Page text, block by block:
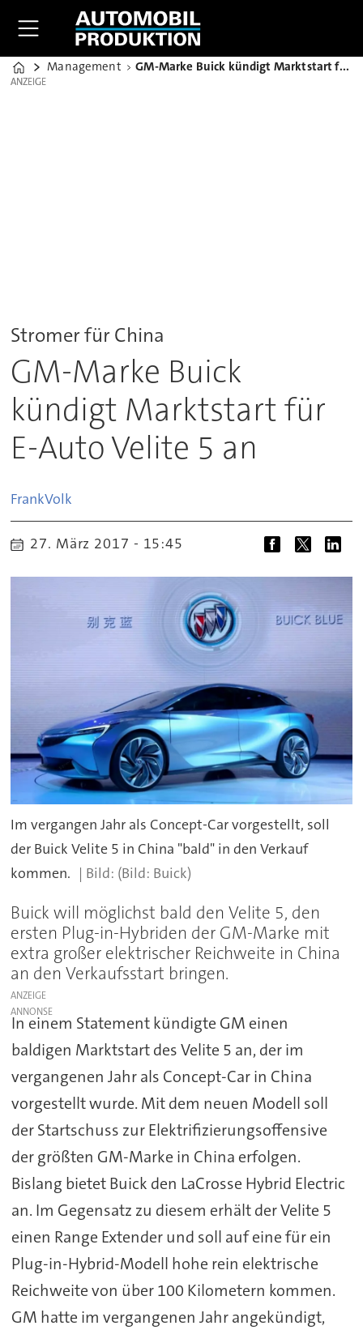
Home
Management GM-Marke Buick kündigt Marktstart für E-Auto Velite 5 an
ANZEIGE
ANZEIGE
Stromer für China
GM-Marke Buick
kündigt Marktstart für
E-Auto Velite 5 an
FrankVolk
27. März 2017 - 15:45
Im vergangen Jahr als Concept-Car vorgestellt, soll
der Buick Velite 5 in China "bald" in den Verkauf
kommen.
(Bild: Buick)
Buick will möglichst bald den Velite 5, den
ersten Plug-in-Hybriden der GM-Marke mit
extra großer elektrischer Reichweite in China
an den Verkaufsstart bringen.
ANZEIGE
In einem Statement kündigte GM einen
baldigen Marktstart des Velite 5 an, der im
vergangenen Jahr als Concept-Car in China
vorgestellt wurde. Mit dem neuen Modell soll
der Startschuss zur Elektrifizierungsoffensive
der größten GM-Marke in China erfolgen.
Bislang bietet Buick den LaCrosse Hybrid Electric
an. Im Gegensatz zu diesem erhält der Velite 5
einen Range Extender und soll auf eine für ein
Plug-in-Hybrid-Modell hohe rein elektrische
Reichweite von über 100 Kilometern kommen.
GM hatte im vergangenen Jahr angekündigt,